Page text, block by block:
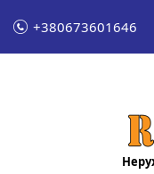
+380673601646